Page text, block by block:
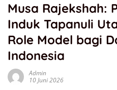
Musa Rajekshah:
Induk Tapanuli
Role Model bagi
Indonesia
Admin
10 Juni 2026